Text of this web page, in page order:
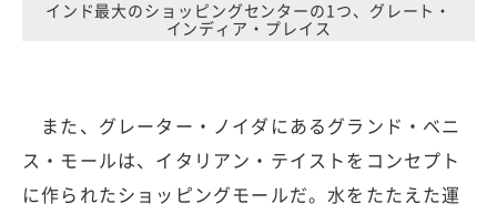
インド最大のショッピングセンターの1つ、グレート・
インディア・プレイス
また、グレーター・ノイダにあるグランド・ベニ
ス・モールは、イタリアン・テイストをコンセプト
に作られたショッピングモールだ。水をたたえた運